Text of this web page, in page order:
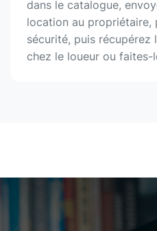
dans le catalogue,
location au propriétaire,
sécurité, puis récupérez
chez le loueur ou faites-